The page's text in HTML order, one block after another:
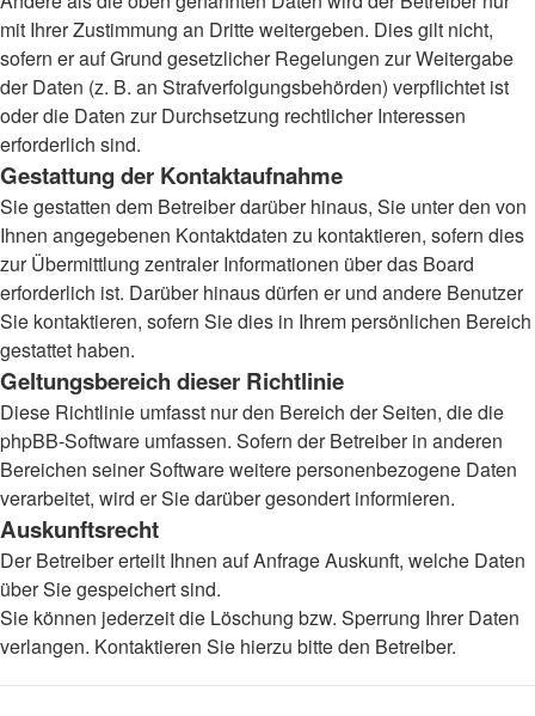
mit Ihrer Zustimmung an Dritte weitergeben. Dies gilt nicht,
sofern er auf Grund gesetzlicher Regelungen zur Weitergabe
der Daten (z. B. an Strafverfolgungsbehörden) verpflichtet ist
oder die Daten zur Durchsetzung rechtlicher Interessen
erforderlich sind.
Gestattung der Kontaktaufnahme
Sie gestatten dem Betreiber darüber hinaus, Sie unter den von
Ihnen angegebenen Kontaktdaten zu kontaktieren, sofern dies
zur Übermittlung zentraler Informationen über das Board
erforderlich ist. Darüber hinaus dürfen er und andere Benutzer
Sie kontaktieren, sofern Sie dies in Ihrem persönlichen Bereich
gestattet haben.
Geltungsbereich dieser Richtlinie
Diese Richtlinie umfasst nur den Bereich der Seiten, die die
phpBB-Software umfassen. Sofern der Betreiber in anderen
Bereichen seiner Software weitere personenbezogene Daten
verarbeitet, wird er Sie darüber gesondert informieren.
Auskunftsrecht
Der Betreiber erteilt Ihnen auf Anfrage Auskunft, welche Daten
über Sie gespeichert sind.
Sie können jederzeit die Löschung bzw. Sperrung Ihrer Daten
verlangen. Kontaktieren Sie hierzu bitte den Betreiber.